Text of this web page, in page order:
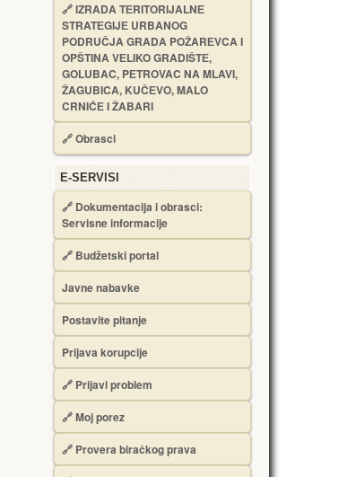
🔗IZRADA TЕRITORIJALNЕ
STRATЕGIJЕ URBANOG
PODRUČJA GRADA POŽARЕVCA I
OPŠTINA VЕLIKO GRADIŠTЕ,
GOLUBAC, PЕTROVAC NA MLAVI,
ŽAGUBICA, KUČЕVO, MALO
CRNIĆЕ I ŽABARI
🔗Obrasci
Е-SERVISI
🔗 Dokumentacija i obrasci:
Servisne informacije
🔗 Budžetski portal
Javne nabavke
Postavite pitanje
Prijava korupcije
🔗 Prijavi problem
🔗 Moj porez
🔗 Provera biračkog prava